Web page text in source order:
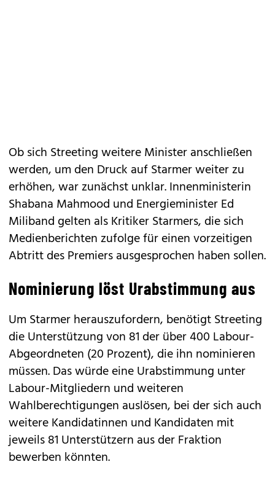
Ob sich Streeting weitere Minister anschließen
werden, um den Druck auf Starmer weiter zu
erhöhen, war zunächst unklar. Innenministerin
Shabana Mahmood und Energieminister Ed
Miliband gelten als Kritiker Starmers, die sich
Medienberichten zufolge für einen vorzeitigen
Abtritt des Premiers ausgesprochen haben sollen.
Nominierung löst Urabstimmung aus
Um Starmer herauszufordern, benötigt Streeting
die Unterstützung von 81 der über 400 Labour-
Abgeordneten (20 Prozent), die ihn nominieren
müssen. Das würde eine Urabstimmung unter
Labour-Mitgliedern und weiteren
Wahlberechtigungen auslösen, bei der sich auch
weitere Kandidatinnen und Kandidaten mit
jeweils 81 Unterstützern aus der Fraktion
bewerben könnten.